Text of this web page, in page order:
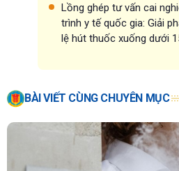
Lồng ghép tư vấn cai
trình y tế quốc gia: Giải
lệ hút thuốc xuống dưới
BÀI VIẾT CÙNG CHUYÊN MỤC